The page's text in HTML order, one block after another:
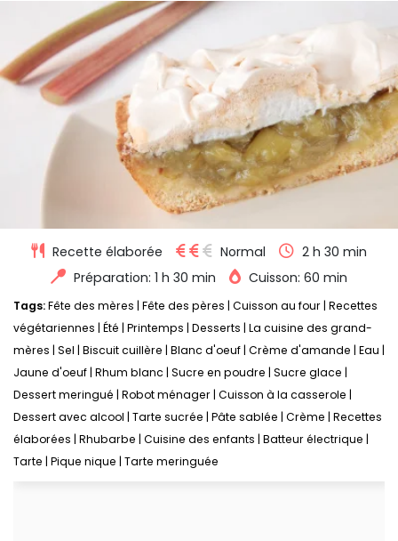
Connexion
Recette élaborée Normal
2 h 30 min
Préparation: 1 h 30 min
Cuisson: 60 min
Tags:Fête des mères Fête des pères Cuisson au four Recettes
végétariennes Été Printemps Desserts La cuisine des grand-
mères Sel Biscuit cuillère Blanc d'oeuf Crème d'amande Eau
Jaune d'oeuf Rhum blanc Sucre en poudre Sucre glace
Dessert meringué Robot ménager Cuisson à la casserole
Dessert avec alcool Tarte sucrée Pâte sablée Crème Recettes
élaborées Rhubarbe Cuisine des enfants Batteur électrique
Tarte Pique nique Tarte meringuée